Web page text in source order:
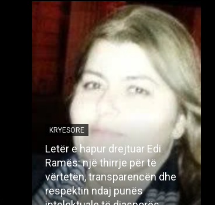
KRYESORE
Letër e hapur drejtuar Edi
Ramës: një thirrje për të
vërtetën, transparencën dhe
respektin ndaj punës